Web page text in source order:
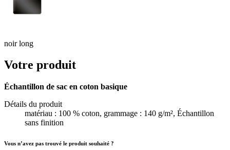
noir long
Votre produit
Échantillon de sac en coton basique
Détails du produit
matériau : 100 % coton, grammage : 140 g/m², Échantillon
sans finition
Vous n’avez pas trouvé le produit souhaité ?